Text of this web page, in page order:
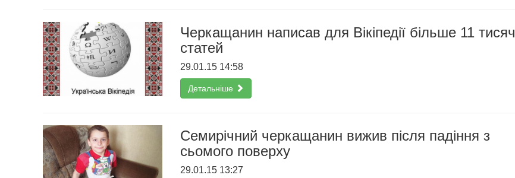
Черкащанин написав для Вікіпедії більше 11 тисяч
статей
29.01.15 14:58
Детальніше
Семирічний черкащанин вижив після падіння з
сьомого поверху
29.01.15 13:27